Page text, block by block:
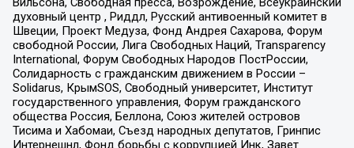
духовный центр , Риддл, Русский антивоенный комитет в
Швеции, Проект Медуза, Фонд Андрея Сахарова, Форум
свободной России, Лига Свободных Наций, Transparеncy
International, Форум Свободных Народов ПостРоссии,
Солидарность с гражданским движением в России –
Solidarus, КрымSOS, Свободный университет, Институт
государственного управления, Форум гражданского
общества Россия, Беллона, Союз жителей островов
Тисима и Хабомаи, Съезд народных депутатов, Гринпис
Интернешнл, Фонд борьбы с коррупцией Инк, Завет